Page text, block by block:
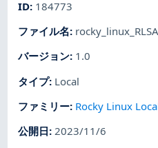
ID: 184773
ファイル名:
バージョン: 1.0
タイプ: Local
ファミリー: Rocky Linux
公開日:2023/11/6